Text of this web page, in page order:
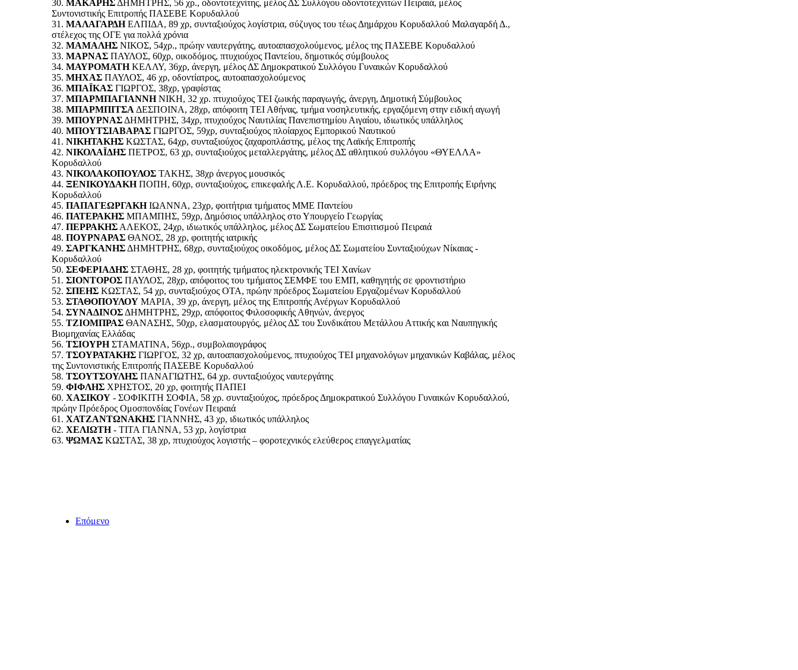
30. ΜΑΚΑΡΗΣ ΔΗΜΗΤΡΗΣ, 56 χρ., οδοντοτεχνίτης, μέλος ΔΣ Συλλόγου οδοντοτεχνιτών Πειραιά, μέλος
Συντονιστικής Επιτροπής ΠΑΣΕΒΕ Κορυδαλλού
31. ΜΑΛΑΓΑΡΔΗΕΛΠΙΔΑ, 89 χρ, συνταξιούχος λογίστρια, σύζυγος του τέως Δημάρχου Κορυδαλλού Μαλαγαρδή Δ.,
στέλεχος της ΟΓΕ για πολλά χρόνια
32. ΜΑΜΑΛΗΣ ΝΙΚΟΣ, 54χρ., πρώην ναυτεργάτης, αυτοαπασχολούμενος, μέλος της ΠΑΣΕΒΕ Κορυδαλλού
33. ΜΑΡΝΑΣ ΠΑΥΛΟΣ, 60χρ, οικοδόμος, πτυχιούχος Παντείου, δημοτικός σύμβουλος
34. ΜΑΥΡΟΜΑΤΗΚΕΛΛΥ, 36χρ, άνεργη, μέλος ΔΣ Δημοκρατικού Συλλόγου Γυναικών Κορυδαλλού
35. ΜΗΧΑΣ ΠΑΥΛΟΣ, 46 χρ, οδοντίατρος, αυτοαπασχολούμενος
36. ΜΠΑΪΚΑΣ ΓΙΩΡΓΟΣ, 38χρ, γραφίστας
37. ΜΠΑΡΜΠΑΓΙΑΝΝΗΝΙΚΗ, 32 χρ. πτυχιούχος ΤΕΙ ζωικής παραγωγής, άνεργη, Δημοτική Σύμβουλος
38. ΜΠΑΡΜΠΙΤΣΑ ΔΕΣΠΟΙΝΑ, 28χρ, απόφοιτη ΤΕΙ Αθήνας, τμήμα νοσηλευτικής, εργαζόμενη στην ειδική αγωγή
39. ΜΠΟΥΡΝΑΣ ΔΗΜΗΤΡΗΣ, 34χρ, πτυχιούχος Ναυτιλίας Πανεπιστημίου Αιγαίου, ιδιωτικός υπάλληλος
40. ΜΠΟΥΤΣΙΑΒΑΡΑΣ ΓΙΩΡΓΟΣ, 59χρ, συνταξιούχος πλοίαρχος Εμπορικού Ναυτικού
41. ΝΙΚΗΤΑΚΗΣ ΚΩΣΤΑΣ, 64χρ, συνταξιούχος ζαχαροπλάστης, μέλος της Λαϊκής Επιτροπής
42. ΝΙΚΟΛΑΪΔΗΣ ΠΕΤΡΟΣ, 63 χρ, συνταξιούχος μεταλλεργάτης, μέλος ΔΣ αθλητικού συλλόγου «ΘΥΕΛΛΑ»
Κορυδαλλού
43. ΝΙΚΟΛΑΚΟΠΟΥΛΟΣ ΤΑΚΗΣ, 38χρ άνεργος μουσικός
44. ΞΕΝΙΚΟΥΔΑΚΗΠΟΠΗ, 60χρ, συνταξιούχος, επικεφαλής Λ.Ε. Κορυδαλλού, πρόεδρος της Επιτροπής Ειρήνης
Κορυδαλλού
45. ΠΑΠΑΓΕΩΡΓΑΚΗΙΩΑΝΝΑ, 23χρ, φοιτήτρια τμήματος ΜΜΕ Παντείου
46. ΠΑΤΕΡΑΚΗΣ ΜΠΑΜΠΗΣ, 59χρ, Δημόσιος υπάλληλος στο Υπουργείο Γεωργίας
47. ΠΕΡΡΑΚΗΣ ΑΛΕΚΟΣ, 24χρ, ιδιωτικός υπάλληλος, μέλος ΔΣ Σωματείου Επισιτισμού Πειραιά
48. ΠΟΥΡΝΑΡΑΣ ΘΑΝΟΣ, 28 χρ, φοιτητής ιατρικής
49. ΣΑΡΓΚΑΝΗΣ ΔΗΜΗΤΡΗΣ, 68χρ, συνταξιούχος οικοδόμος, μέλος ΔΣ Σωματείου Συνταξιούχων Νίκαιας -
Κορυδαλλού
50. ΣΕΦΕΡΙΑΔΗΣ ΣΤΑΘΗΣ, 28 χρ, φοιτητής τμήματος ηλεκτρονικής ΤΕΙ Χανίων
51. ΣΙΟΝΤΟΡΟΣ ΠΑΥΛΟΣ, 28χρ, απόφοιτος του τμήματος ΣΕΜΦΕ του ΕΜΠ, καθηγητής σε φροντιστήριο
52. ΣΠΕΗΣ ΚΩΣΤΑΣ, 54 χρ, συνταξιούχος ΟΤΑ, πρώην πρόεδρος Σωματείου Εργαζομένων Κορυδαλλού
53. ΣΤΑΘΟΠΟΥΛΟΥ ΜΑΡΙΑ, 39 χρ, άνεργη, μέλος της Επιτροπής Ανέργων Κορυδαλλού
54. ΣΥΝΑΔΙΝΟΣ ΔΗΜΗΤΡΗΣ, 29χρ, απόφοιτος Φιλοσοφικής Αθηνών, άνεργος
55. ΤΖΙΟΜΠΡΑΣ ΘΑΝΑΣΗΣ, 50χρ, ελασματουργός, μέλος ΔΣ του Συνδικάτου Μετάλλου Αττικής και Ναυπηγικής
Βιομηχανίας Ελλάδας
56. ΤΣΙΟΥΡΗΣΤΑΜΑΤΙΝΑ, 56χρ., συμβολαιογράφος
57. ΤΣΟΥΡΑΤΑΚΗΣ ΓΙΩΡΓΟΣ, 32 χρ, αυτοαπασχολούμενος, πτυχιούχος ΤΕΙ μηχανολόγων μηχανικών Καβάλας, μέλος
της Συντονιστικής Επιτροπής ΠΑΣΕΒΕ Κορυδαλλού
58. ΤΣΟΥΤΣΟΥΛΗΣ ΠΑΝΑΓΙΩΤΗΣ, 64 χρ. συνταξιούχος ναυτεργάτης
59. ΦΙΦΛΗΣ ΧΡΗΣΤΟΣ, 20 χρ, φοιτητής ΠΑΠΕΙ
60. ΧΑΣΙΚΟΥ - ΣΟΦΙΚΙΤΗ ΣΟΦΙΑ, 58 χρ. συνταξιούχος, πρόεδρος Δημοκρατικού Συλλόγου Γυναικών Κορυδαλλού,
πρώην Πρόεδρος Ομοσπονδίας Γονέων Πειραιά
61. ΧΑΤΖΑΝΤΩΝΑΚΗΣ ΓΙΑΝΝΗΣ, 43 χρ, ιδιωτικός υπάλληλος
62. ΧΕΛΙΩΤΗ- ΤΙΤΑ ΓΙΑΝΝΑ, 53 χρ, λογίστρια
63. ΨΩΜΑΣ ΚΩΣΤΑΣ, 38 χρ, πτυχιούχος λογιστής – φοροτεχνικός ελεύθερος επαγγελματίας
Επόμενο